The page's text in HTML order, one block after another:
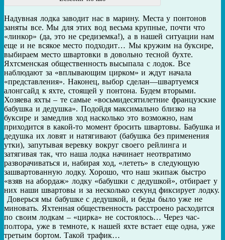
Надувная лодка заводит нас в марину. Места у понтонов
заняты все. Мы для этих вод весьма крупные, почти что
«линкор» (да, это не средиземка!), а в нашей ситуации нам
еще и не всякое место подходит… Мы кружим на буксире,
выбираем место швартовки в довольно тесной бухте.
Яхтсменская общественность высыпала с лодок. Все
наблюдают за «вплывающим цирком» и ждут начала
«представления». Наконец, выбор сделан—швартуемся
алонгсайд к яхте, стоящей у понтона. Будем вторыми.
Хозяева яхты – те самые «восьмидесятилетние французские
бабушка и дедушка». Подойдя максимально близко на
буксире и замедлив ход насколько это возможно, нам
приходится в какой-то момент бросить швартовы. Бабушка и
дедушка их ловят и натягивают (бабушка без применения
утки), запутывая веревку вокруг своего рейлинга и
затягивая так, что наша лодка начинает неотвратимо
разворачиваться и, набирая ход, «лететь» в следующую
зашвартованную лодку. Хорошо, что наш экипаж быстро
«взяв на абордаж» лодку «бабушки с дедушкой», отбирает у
них наши швартовы и за несколько секунд фиксирует лодку.
Доверься мы бабушке с дедушкой, и беды было уже не
миновать. Яхтенная общественность расстроено расходится
по своим лодкам – «цирка» не состоялось… Через час-
полтора, уже в темноте, к нашей яхте встает еще одна, уже
третьим бортом. Такой трафик…